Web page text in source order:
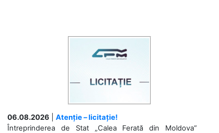
06.08.2026
Atenție – licitație!
Întreprinderea de Stat „Calea Ferată din Moldova”